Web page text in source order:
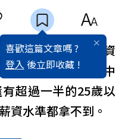
喜歡這篇文章嗎 ?
登入 後立即收藏 !
計總處2018年薪資
僱員工全年薪資中
超過一半的25歲以
資水準都拿不到。